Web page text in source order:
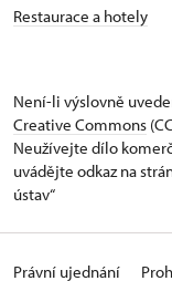
Restaurace a hotely
Není-li výslovně
Creative Commons
Neužívejte dílo
uvádějte odkaz na
ústav“
Právní ujednání